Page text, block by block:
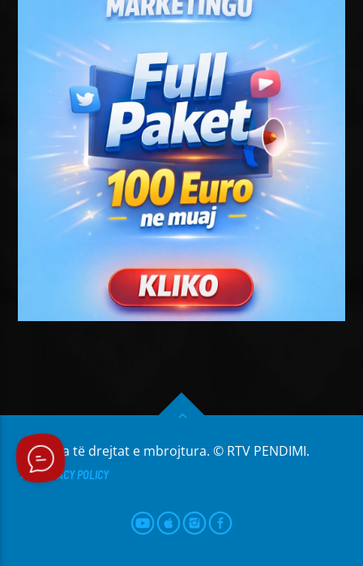
Të gjitha të drejtat e mbrojtura. © RTV PENDIMI.
PRIVACY POLICY